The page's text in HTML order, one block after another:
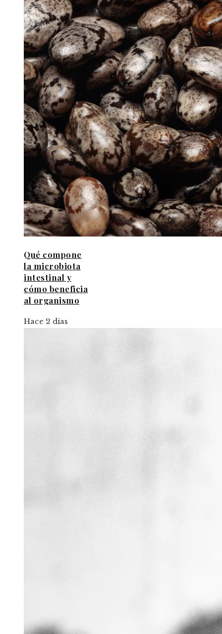
Qué compone
la microbiota
intestinal y
cómo beneficia
al organismo
Hace 2 días